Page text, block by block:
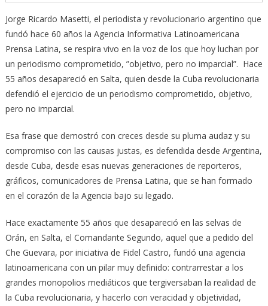
Jorge Ricardo Masetti, el periodista y revolucionario argentino que
fundó hace 60 años la Agencia Informativa Latinoamericana
Prensa Latina, se respira vivo en la voz de los que hoy luchan por
un periodismo comprometido, ”objetivo, pero no imparcial”. Hace
55 años desapareció en Salta, quien desde la Cuba revolucionaria
defendió el ejercicio de un periodismo comprometido, objetivo,
pero no imparcial.
Esa frase que demostró con creces desde su pluma audaz y su
compromiso con las causas justas, es defendida desde Argentina,
desde Cuba, desde esas nuevas generaciones de reporteros,
gráficos, comunicadores de Prensa Latina, que se han formado
en el corazón de la Agencia bajo su legado.
Hace exactamente 55 años que desapareció en las selvas de
Orán, en Salta, el Comandante Segundo, aquel que a pedido del
Che Guevara, por iniciativa de Fidel Castro, fundó una agencia
latinoamericana con un pilar muy definido: contrarrestar a los
grandes monopolios mediáticos que tergiversaban la realidad de
la Cuba revolucionaria, y hacerlo con veracidad y objetividad,